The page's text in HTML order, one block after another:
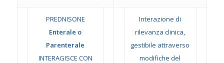
PREDNISONE
Enterale o
Parenterale
INTERAGISCE CON
Interazione di
rilevanza clinica,
gestibile attraverso
modifiche del